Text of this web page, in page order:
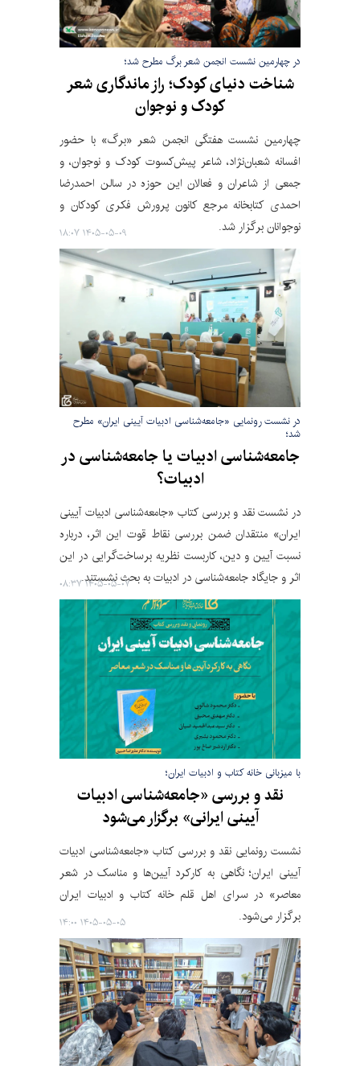
در چهارمین نشست انجمن شعر برگ مطرح شد؛
شناخت دنیای کودک؛ راز ماندگاری شعر
کودک و نوجوان
چهارمین نشست هفتگی انجمن شعر «برگ» با حضور
افسانه شعبان‌نژاد، شاعر پیش‌کسوت کودک و نوجوان، و
جمعی از شاعران و فعالان این حوزه در سالن احمدرضا
احمدی کتابخانه مرجع کانون پرورش فکری کودکان و
نوجوانان برگزار شد.
۱۴۰۵-۰۵-۰۹ ۱۸:۰۷
در نشست رونمایی «جامعه‌شناسی ادبیات آیینی ایران» مطرح
شد؛
جامعه‌شناسی ادبیات یا جامعه‌شناسی در
ادبیات؟
در نشست نقد و بررسی کتاب «جامعه‌شناسی ادبیات آیینی
ایران» منتقدان ضمن بررسی نقاط قوت این اثر، درباره
نسبت آیین و دین، کاربست نظریه برساخت‌گرایی در این
اثر و جایگاه جامعه‌شناسی در ادبیات به بحث نشستند.
۱۴۰۵-۰۵-۰۷ ۰۸:۳۷
با میزبانی خانه کتاب و ادبیات ایران؛
نقد و بررسی «جامعه‌شناسی ادبیات
آیینی ایرانی» برگزار می‌شود
نشست رونمایی نقد و بررسی کتاب «جامعه‌شناسی ادبیات
آیینی ایران؛ نگاهی به کارکرد آیین‌ها و مناسک در شعر
معاصر» در سرای اهل قلم خانه کتاب و ادبیات ایران
برگزار می‌شود.
۱۴۰۵-۰۵-۰۵ ۱۴:۰۰